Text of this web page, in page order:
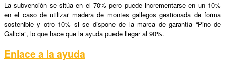
La subvención se sitúa en el 70% pero puede incrementarse en un 10%
en el caso de utilizar madera de montes gallegos gestionada de forma
sostenible y otro 10% si se dispone de la marca de garantía “Pino de
Galicia”, lo que hace que la ayuda puede llegar al 90%.
Enlace a la ayuda